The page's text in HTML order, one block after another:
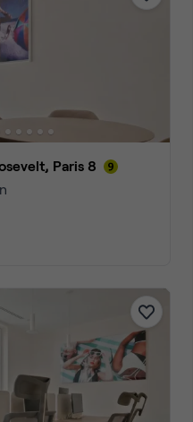
Paris 8